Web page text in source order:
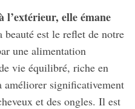
l’extérieur, elle émane
beauté est le reflet de notre
une alimentation
vie équilibré, riche en
significativement
et des ongles. Il est